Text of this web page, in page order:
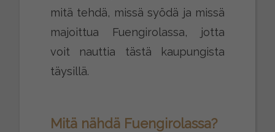
mitä tehdä, missä syödä ja missä
majoittua Fuengirolassa, jotta
voit nauttia tästä kaupungista
täysillä.
Mitä nähdä Fuengirolassa?